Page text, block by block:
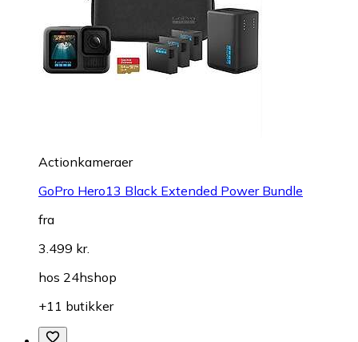
Actionkameraer
GoPro Hero13 Black Extended Power Bundle
fra
3.499 kr.
hos 24hshop
+11 butikker